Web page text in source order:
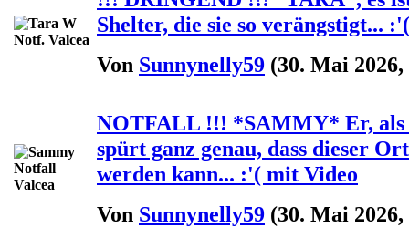
Shelter, die sie so verängstigt...
Von Sunnynelly59 (30. Mai 2026,
NOTFALL !!! *SAMMY* Er, als
spürt ganz genau, dass dieser
werden kann... :'( mit Video
Von Sunnynelly59 (30. Mai 2026,